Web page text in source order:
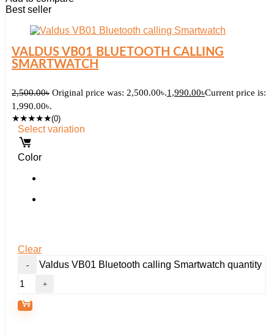
Best seller
VALDUS VB01 BLUETOOTH CALLING
SMARTWATCH
2,500.00৳ Original price was: 2,500.00৳.1,990.00৳Current price is:
1,990.00৳.
★★★★★(0)
Select variation
Color
Clear
Valdus VB01 Bluetooth calling Smartwatch quantity